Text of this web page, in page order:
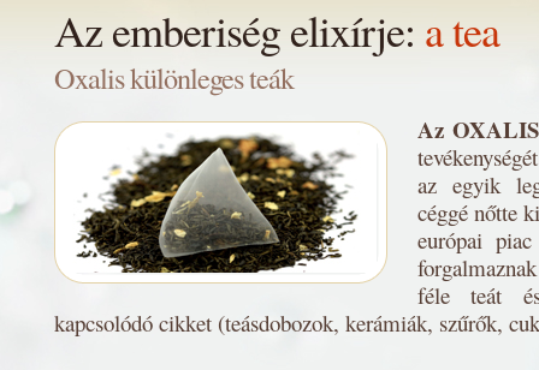
Az emberiség elixírje: a tea
Oxalis különleges teák
Az
az egyik
céggé nőtte
európai piac
féle teát
kapcsolódó cikket (teásdobozok, kerámiák, szűrők,